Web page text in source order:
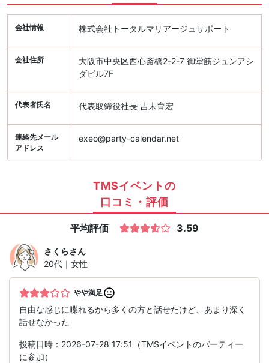
会社情報 株式会社トータルマリアージュサポート
会社住所
大阪市中央区西心斎橋2-2-7 御堂筋ジュンアシ
ダビル7F
代表者氏名 代表取締役社長 吉末育宏
連絡先メール
アドレス
exeo@party-calendar.net
TMSイベントの
口コミ・評価
平均評価 3.59
さくらさん
20代｜女性
やや満足
自由な感じに喋れるから多くの方と話せたけど、あまり深く
話せなかった
投稿日時：2026-07-28 17:51（TMSイベントのパーティー
に参加）